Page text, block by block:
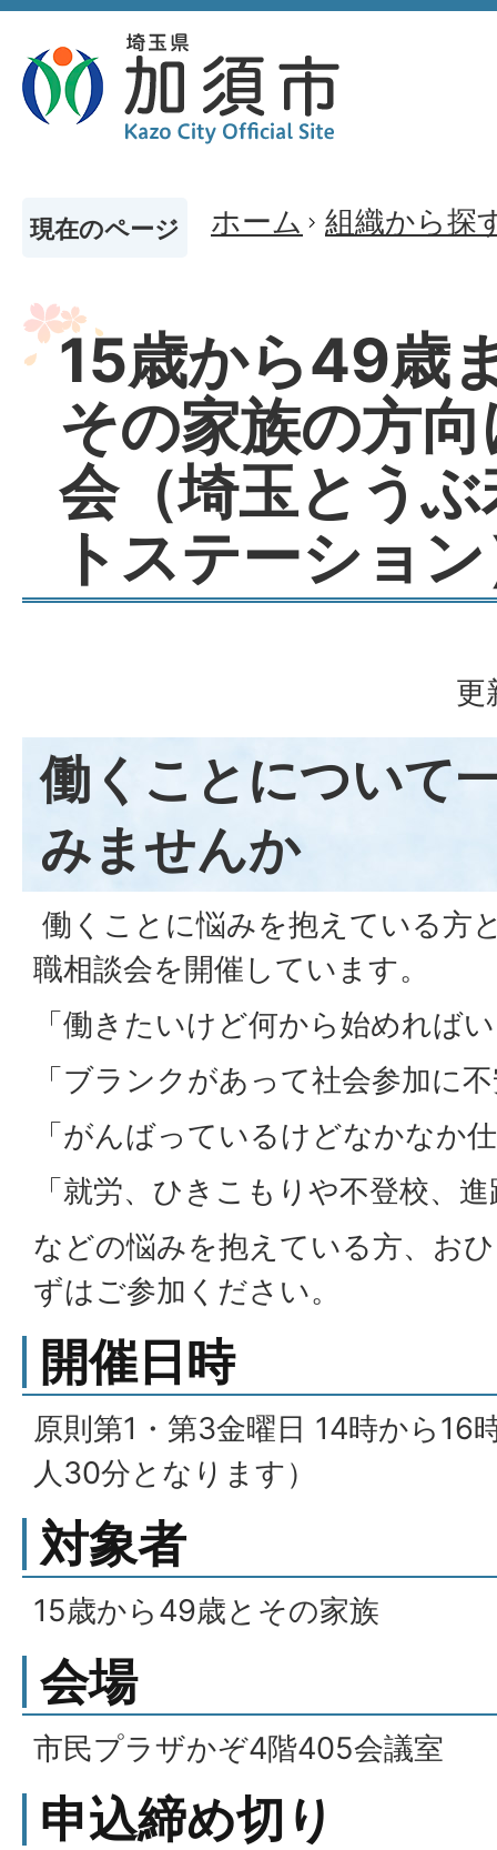
現在のページ ホーム 組織から探
15歳から49歳
その家族の方
会（埼玉とう
トステーショ
更
働くことについて
みませんか
働くことに悩みを抱えている方
職相談会を開催しています。
「働きたいけど何から始めれば
「ブランクがあって社会参加に
「がんばっているけどなかなか
「就労、ひきこもりや不登校、
などの悩みを抱えている方、お
ずはご参加ください。
開催日時
原則第1・第3金曜日 14時から16
人30分となります）
対象者
15歳から49歳とその家族
会場
市民プラザかぞ4階405会議室
申込締め切り